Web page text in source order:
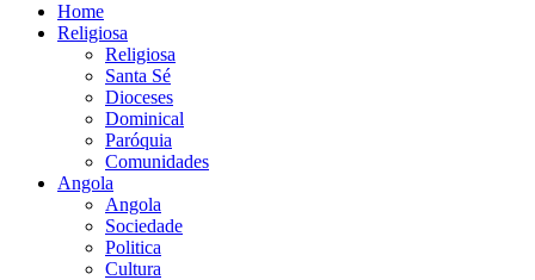
Home
Religiosa
Religiosa
Santa Sé
Dioceses
Dominical
Paróquia
Comunidades
Angola
Angola
Sociedade
Politica
Cultura